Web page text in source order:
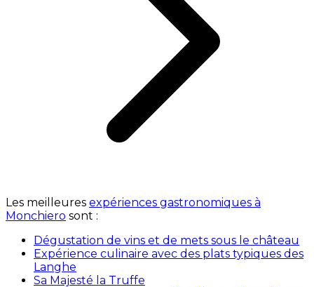
Les meilleures expériences gastronomiques à
Monchiero sont :
Dégustation de vins et de mets sous le château
Expérience culinaire avec des plats typiques des
Langhe
Sa Majesté la Truffe